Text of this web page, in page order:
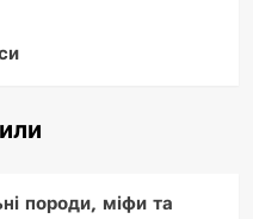
породи, міфи та